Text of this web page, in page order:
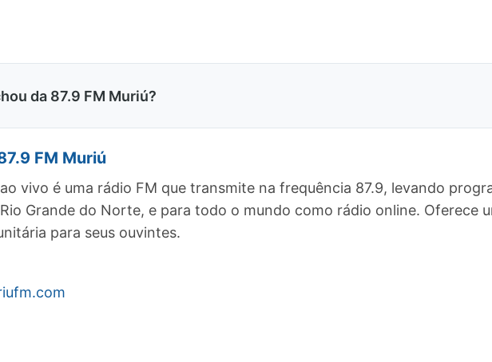
da 87.9 FM Muriú?
FM Muriú
vivo é uma rádio FM que transmite na frequência 87.9, levando
Grande do Norte, e para todo o mundo como rádio online. Oferece
para seus ouvintes.